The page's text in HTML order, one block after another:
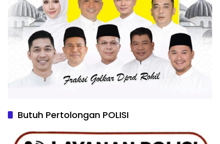
Butuh Pertolongan POLISI